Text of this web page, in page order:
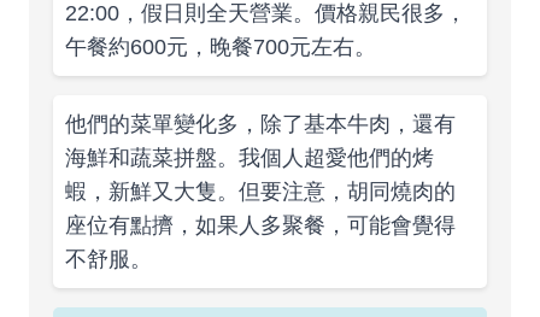
22:00，假日則全天營業。價格親民很多，
午餐約600元，晚餐700元左右。
他們的菜單變化多，除了基本牛肉，還有
海鮮和蔬菜拼盤。我個人超愛他們的烤
蝦，新鮮又大隻。但要注意，胡同燒肉的
座位有點擠，如果人多聚餐，可能會覺得
不舒服。